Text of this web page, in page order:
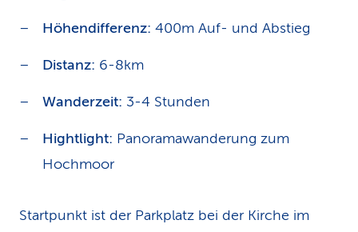
Höhendifferenz: 400m Auf- und Abstieg
Distanz: 6-8km
Wanderzeit: 3-4 Stunden
Hightlight: Panoramawanderung zum
Hochmoor
Startpunkt ist der Parkplatz bei der Kirche im